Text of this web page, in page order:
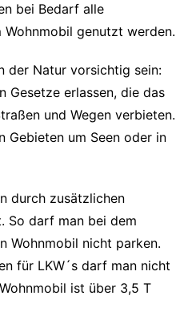
bei Bedarf alle
Wohnmobil genutzt werden.
der Natur vorsichtig sein:
Gesetze erlassen, die das
und Wegen verbieten.
Gebieten um Seen oder in
durch zusätzlichen
So darf man bei dem
Wohnmobil nicht parken.
für LKW´s darf man nicht
ist über 3,5 T